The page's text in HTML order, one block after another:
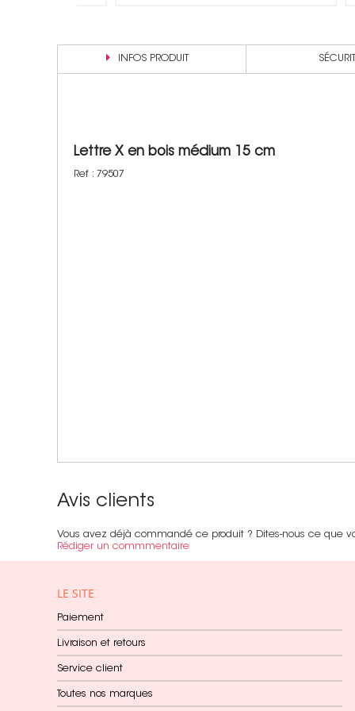
INFOS PRODUIT
Lettre X en bois médium 15 cm
Ref : 79507
Avis clients
Vous avez déjà commandé ce produit ? Dites-nous ce que
Rédiger un commmentaire
LE SITE
Paiement
Livraison et retours
Service client
Toutes nos marques